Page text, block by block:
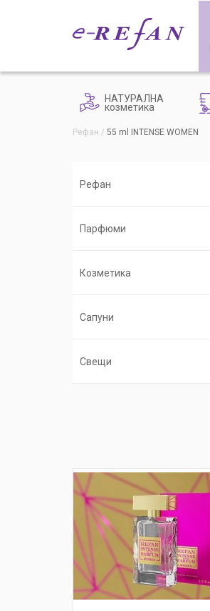
НАТУРАЛНА
козметика
Рефан 55 ml INTENSE WOMEN
Рефан
Парфюми
Козметика
Сапуни
Свещи